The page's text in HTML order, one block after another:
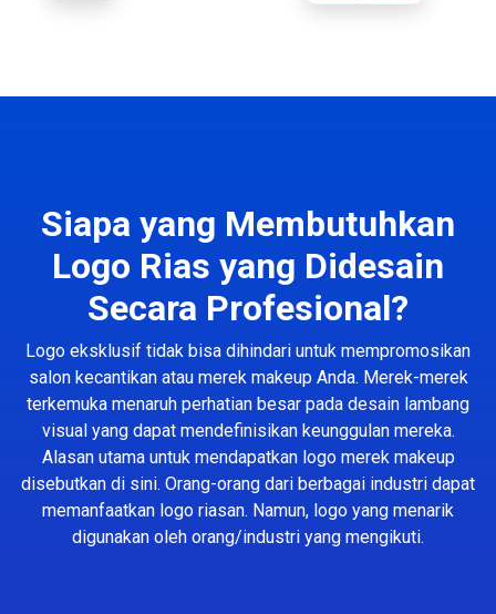
Siapa yang Membutuhkan
Logo Rias yang Didesain
Secara Profesional?
Logo eksklusif tidak bisa dihindari untuk mempromosikan
salon kecantikan atau merek makeup Anda. Merek-merek
terkemuka menaruh perhatian besar pada desain lambang
visual yang dapat mendefinisikan keunggulan mereka.
Alasan utama untuk mendapatkan logo merek makeup
disebutkan di sini. Orang-orang dari berbagai industri dapat
memanfaatkan logo riasan. Namun, logo yang menarik
digunakan oleh orang/industri yang mengikuti.